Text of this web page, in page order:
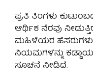
ಪ್ರತಿ ತಿಂಗಳು
ಆರ್ಥಿಕ ನೆರವು
ಮಹಿಳೆಯರ ಹೆಸರುಗಳು
ನಿಯಮಗಳನ್ನು
ಸೂಚನೆ ನೀಡಿದೆ.